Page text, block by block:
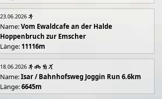
23.06.2026
Name:Vom Ewaldcafe an der Halde
Hoppenbruch zur Emscher
Länge: 11116m
18.06.2026
Name:Isar / Bahnhofsweg Joggin Run 6.6km
Länge:6645m